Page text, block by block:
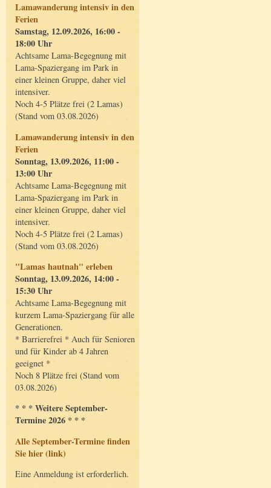
Lamawanderung intensiv in den
Ferien
Samstag, 12.09.2026, 16:00 -
18:00 Uhr
Achtsame Lama-Begegnung mit
Lama-Spaziergang im Park in
einer kleinen Gruppe, daher viel
intensiver.
Noch 4-5 Plätze frei (2 Lamas)
(Stand vom 03.08.2026)
Lamawanderung intensiv in den
Ferien
Sonntag, 13.09.2026, 11:00 -
13:00 Uhr
Achtsame Lama-Begegnung mit
Lama-Spaziergang im Park in
einer kleinen Gruppe, daher viel
intensiver.
Noch 4-5 Plätze frei (2 Lamas)
(Stand vom 03.08.2026)
"Lamas hautnah" erleben
Sonntag, 13.09.2026, 14:00 -
15:30 Uhr
Achtsame Lama-Begegnung mit
kurzem Lama-Spaziergang für alle
Generationen.
* Barrierefrei * Auch für Senioren
und für Kinder ab 4 Jahren
geeignet *
Noch 8 Plätze frei (Stand vom
03.08.2026)
* * * Weitere September-
Termine 2026 * * *
Alle September-Termine finden
Sie hier (link)
Eine Anmeldung ist erforderlich.